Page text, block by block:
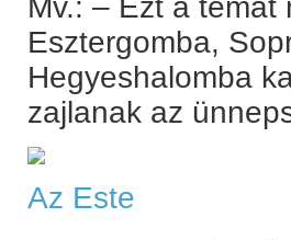
Mv.: – Ezt a
Esztergomba,
Hegyeshalomba
zajlanak az
Az Este